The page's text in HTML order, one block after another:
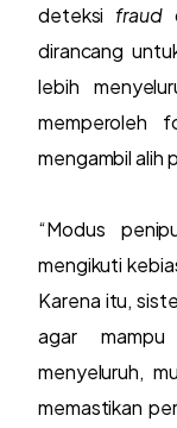
deteksi fraud
dirancang
lebih
memperoleh
mengambil alih
“Modus
mengikuti
Karena itu,
agar
menyeluruh,
memastikan